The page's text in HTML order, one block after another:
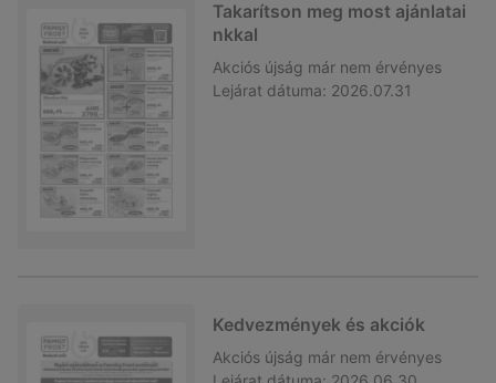
Takarítson meg most ajánlatai
nkkal
Akciós újság már nem érvényes
Lejárat dátuma: 2026.07.31
Kedvezmények és akciók
Akciós újság már nem érvényes